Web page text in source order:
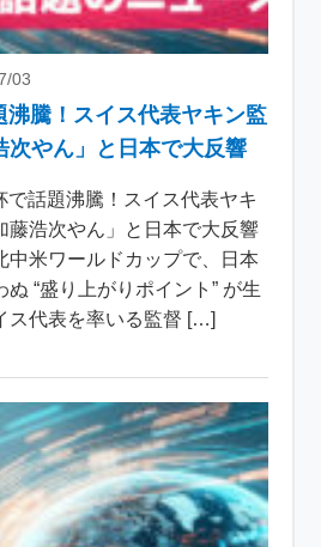
03
沸騰！スイス代表ヤキン監
次やん」と日本で大反響
で話題沸騰！スイス代表ヤキ
藤浩次やん」と日本で大反響
中米ワールドカップで、日本
“盛り上がりポイント” が生
ス代表を率いる監督 […]